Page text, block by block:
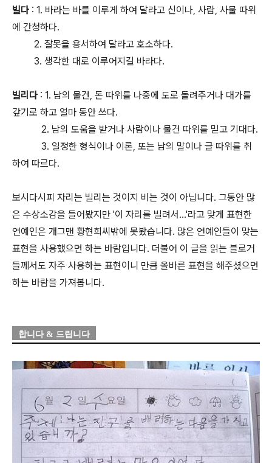
빌다 : 1. 바라는 바를 이루게 하여 달라고 신이나, 사람, 사물 따위
에 간청하다.
2. 잘못을 용서하여 달라고 호소하다.
3. 생각한 대로 이루어지길 바라다.
빌리다 : 1. 남의 물건, 돈 따위를 나중에 도로 돌려주거나 대가를
갚기로 하고 얼마 동안 쓰다.
2. 남의 도움을 받거나 사람이나 물건 따위를 믿고 기대다.
3. 일정한 형식이나 이론, 또는 남의 말이나 글 따위를 취
하여 따르다.
보시다시피 자리는 빌리는 것이지 비는 것이 아닙니다. 그동안 많
은 수상소감을 들어봤지만 '이 자리를 빌려서...'라고 맞게 표현한
연예인은 개그맨 황현희씨밖에 못봤습니다. 많은 연예인들이 맞는
표현을 사용했으면 하는 바람입니다. 더불어 이 글을 읽는 블로거
들께서도 자주 사용하는 표현이니 만큼 올바른 표현을 해주셨으면
하는 바람을 가져봅니다.
합니다 & 드립니다